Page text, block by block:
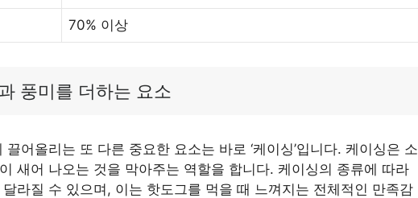
70% 이상
풍미를 더하는 요소
어올리는 또 다른 중요한 요소는 바로 ‘케이싱’입니다. 케이싱은 소
새어 나오는 것을 막아주는 역할을 합니다. 케이싱의 종류에 따라
라질 수 있으며, 이는 핫도그를 먹을 때 느껴지는 전체적인 만족감